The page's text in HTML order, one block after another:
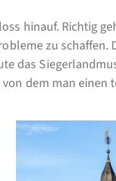
hinauf. Richtig
zu schaffen.
das
dem man